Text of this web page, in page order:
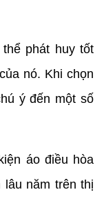
phát huy tốt
nó. Khi chọn
ý đến một số
áo điều hòa
năm trên thị